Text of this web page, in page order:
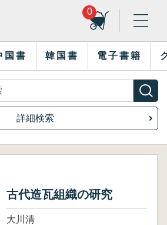
0
国書 韓国書 電子書籍
詳細検索
古代造瓦組織の研究
大川清